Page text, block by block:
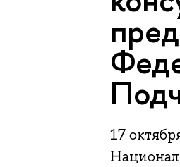
17